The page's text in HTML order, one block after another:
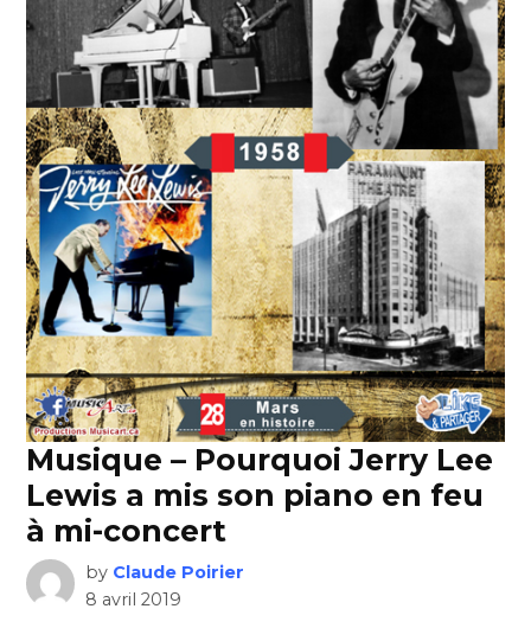
Musique – Pourquoi Jerry Lee
Lewis a mis son piano en feu
à mi-concert
by Claude Poirier
8 avril 2019